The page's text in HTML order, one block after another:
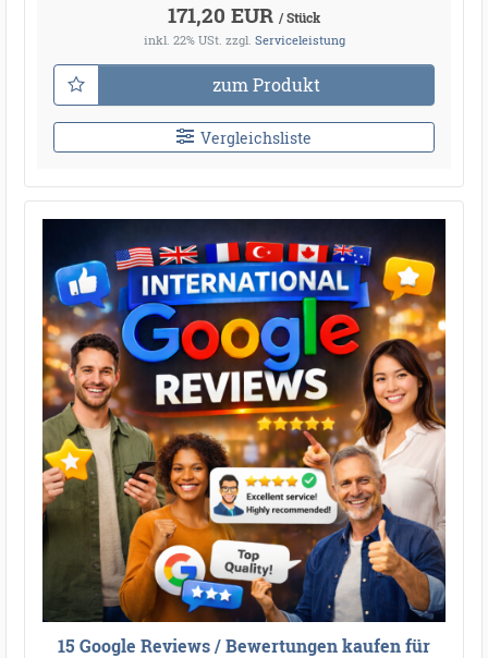
171,20 EUR / Stück
inkl. 22% USt. zzgl. Serviceleistung
zum Produkt
Vergleichsliste
15 Google Reviews / Bewertungen kaufen für